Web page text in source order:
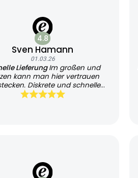
4.8
Sven Hamann
01.03.26
LieferungIm großen und
kann man hier vertrauen
Diskrete und schnelle
Lieferung